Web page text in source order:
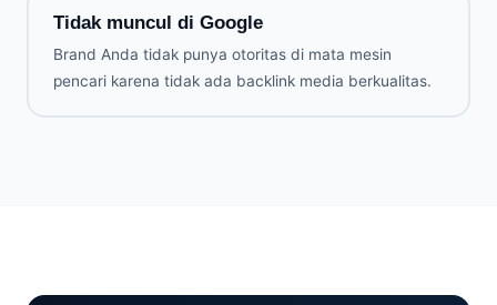
Tidak muncul di Google
Brand Anda tidak punya otoritas di mata mesin
pencari karena tidak ada backlink media berkualitas.